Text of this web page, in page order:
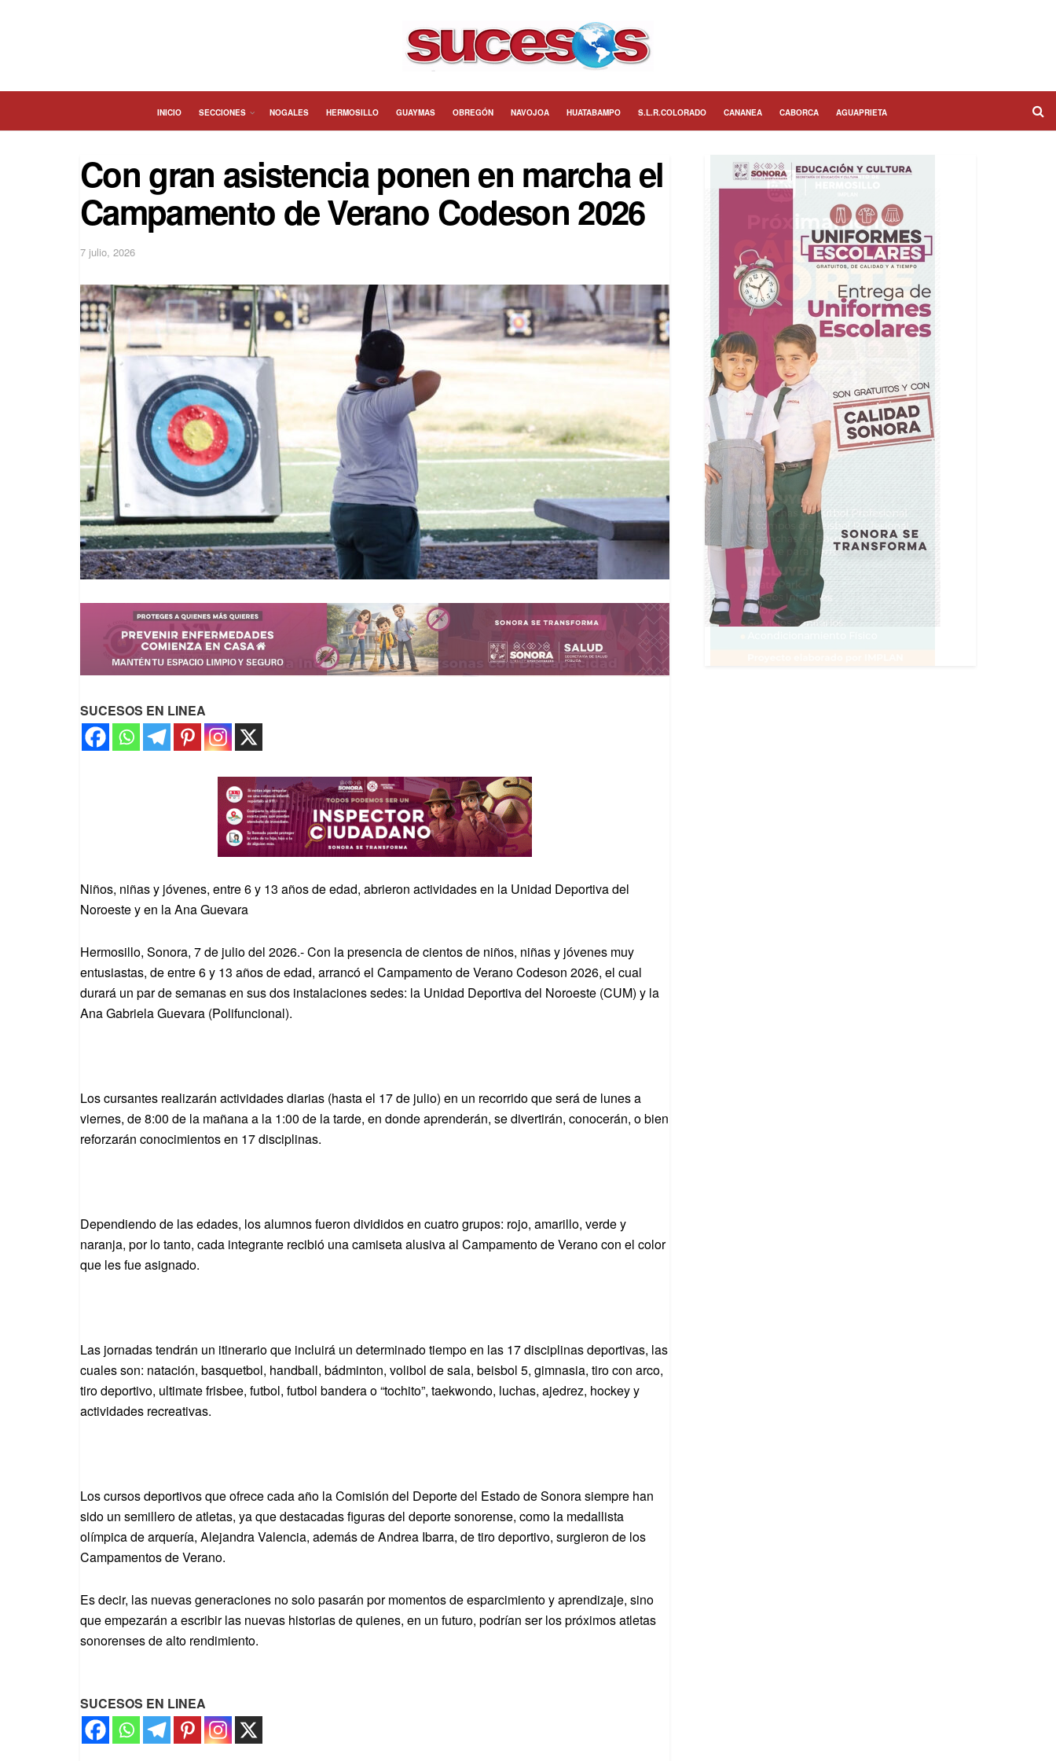
INICIO SECCIONES NOGALES HERMOSILLO GUAYMAS OBREGÓN NAVOJOA HUATABAMPO S.L.R.COLORADO CANANEA CABORCA AGUAPRIETA
Con gran asistencia ponen en marcha el
Campamento de Verano Codeson 2026
7 julio, 2026
SUCESOS EN LINEA
Niños, niñas y jóvenes, entre 6 y 13 años de edad, abrieron actividades en la Unidad Deportiva del
Noroeste y en la Ana Guevara
Hermosillo, Sonora, 7 de julio del 2026.- Con la presencia de cientos de niños, niñas y jóvenes muy
entusiastas, de entre 6 y 13 años de edad, arrancó el Campamento de Verano Codeson 2026, el cual
durará un par de semanas en sus dos instalaciones sedes: la Unidad Deportiva del Noroeste (CUM) y la
Ana Gabriela Guevara (Polifuncional).
Los cursantes realizarán actividades diarias (hasta el 17 de julio) en un recorrido que será de lunes a
viernes, de 8:00 de la mañana a la 1:00 de la tarde, en donde aprenderán, se divertirán, conocerán, o bien
reforzarán conocimientos en 17 disciplinas.
Dependiendo de las edades, los alumnos fueron divididos en cuatro grupos: rojo, amarillo, verde y
naranja, por lo tanto, cada integrante recibió una camiseta alusiva al Campamento de Verano con el color
que les fue asignado.
Las jornadas tendrán un itinerario que incluirá un determinado tiempo en las 17 disciplinas deportivas, las
cuales son: natación, basquetbol, handball, bádminton, volibol de sala, beisbol 5, gimnasia, tiro con arco,
tiro deportivo, ultimate frisbee, futbol, futbol bandera o “tochito”, taekwondo, luchas, ajedrez, hockey y
actividades recreativas.
Los cursos deportivos que ofrece cada año la Comisión del Deporte del Estado de Sonora siempre han
sido un semillero de atletas, ya que destacadas figuras del deporte sonorense, como la medallista
olímpica de arquería, Alejandra Valencia, además de Andrea Ibarra, de tiro deportivo, surgieron de los
Campamentos de Verano.
Es decir, las nuevas generaciones no solo pasarán por momentos de esparcimiento y aprendizaje, sino
que empezarán a escribir las nuevas historias de quienes, en un futuro, podrían ser los próximos atletas
sonorenses de alto rendimiento.
SUCESOS EN LINEA